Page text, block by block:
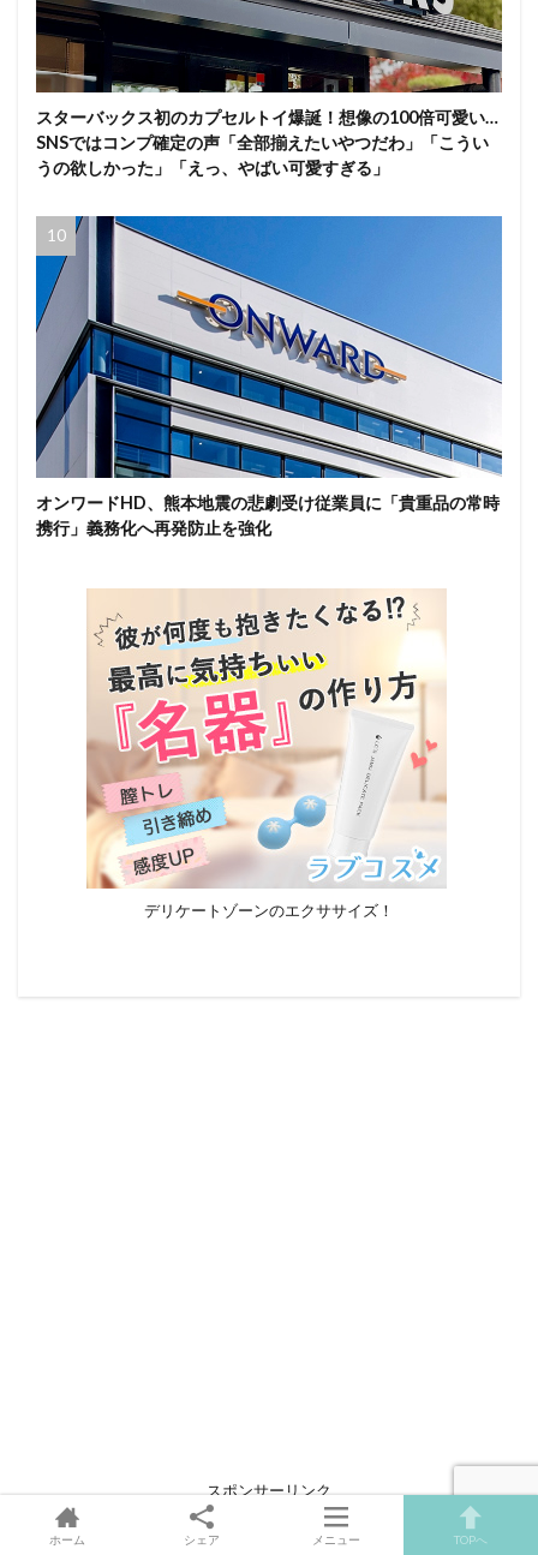
スターバックス初のカプセルトイ爆誕！想像の100倍可愛い…
SNSではコンプ確定の声「全部揃えたいやつだわ」「こうい
うの欲しかった」「えっ、やばい可愛すぎる」
オンワードHD、熊本地震の悲劇受け従業員に「貴重品の常時
携行」義務化へ再発防止を強化
デリケートゾーンのエクササイズ！
スポンサーリンク
ホーム シェア メニュー TOPへ